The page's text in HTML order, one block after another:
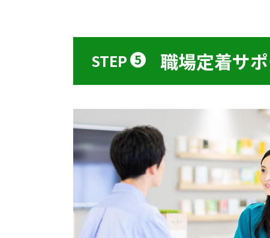
STEP 5 職場定着サ